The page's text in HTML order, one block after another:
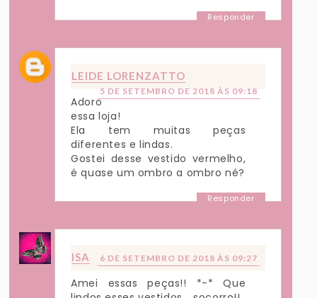
Responder
LEIDE LORENZATTO
5 DE SETEMBRO DE 2018 ÀS 09:18
Adoro
essa loja!
Ela tem muitas peças
diferentes e lindas.
Gostei desse vestido vermelho,
é quase um ombro a ombro né?
Responder
ISA 6 DE SETEMBRO DE 2018 ÀS 09:27
Amei essas peças!! *-* Que